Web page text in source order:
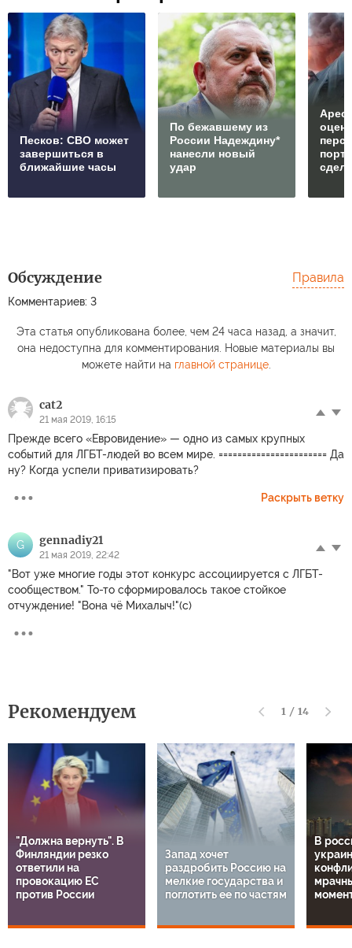
Песков: СВО может
завершиться в
ближайшие часы
По бежавшему из
России Надеждину*
нанесли новый
удар
Обсуждение
Комментариев: 3
Правила
Эта статья опубликована более, чем 24 часа назад, а значит,
она недоступна для комментирования. Новые материалы вы
можете найти на главной странице.
cat2
21 мая 2019, 16:15
Прежде всего «Евровидение» — одно из самых крупных
событий для ЛГБТ-людей во всем мире. ======================= Да
ну? Когда успели приватизировать?
Раскрыть ветку
G gennadiy21
21 мая 2019, 22:42
"Вот уже многие годы этот конкурс ассоциируется с ЛГБТ-
сообществом." То-то сформировалось такое стойкое
отчуждение! "Вона чё Михалыч!"(с)
Рекомендуем 1 / 14
"Должна вернуть". В
Финляндии резко
ответили на
провокацию ЕС
против России
Запад хочет
раздробить Россию на
мелкие государства и
поглотить ее по частям
В